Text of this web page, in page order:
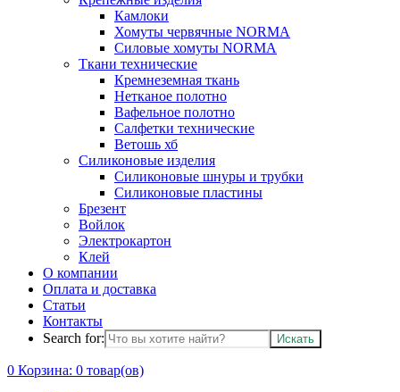
Камлоки
Хомуты червячные NORMA
Силовые хомуты NORMA
Ткани технические
Кремнеземная ткань
Нетканое полотно
Вафельное полотно
Салфетки технические
Ветошь хб
Силиконовые изделия
Силиконовые шнуры и трубки
Силиконовые пластины
Брезент
Войлок
Электрокартон
Клей
О компании
Оплата и доставка
Статьи
Контакты
Search for:
0 Корзина: 0 товар(ов)